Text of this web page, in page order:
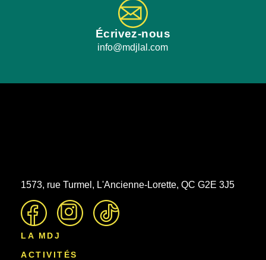
Écrivez-nous
info@mdjlal.com
1573, rue Turmel, L'Ancienne-Lorette, QC G2E 3J5
LA MDJ
ACTIVITÉS